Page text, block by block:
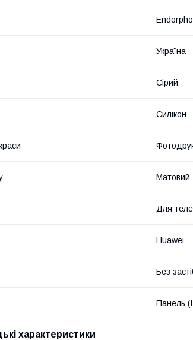
Україна
Сірий
Силікон
Матовий
Для
Huawei
Без
Панель
характеристики